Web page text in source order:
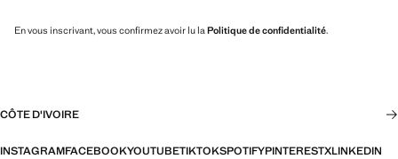
En vous inscrivant, vous confirmez avoir lu la Politique de confidentialité.
CÔTE D'IVOIRE
INSTAGRAMFACEBOOKYOUTUBETIKTOKSPOTIFYPINTERESTXLINKEDIN